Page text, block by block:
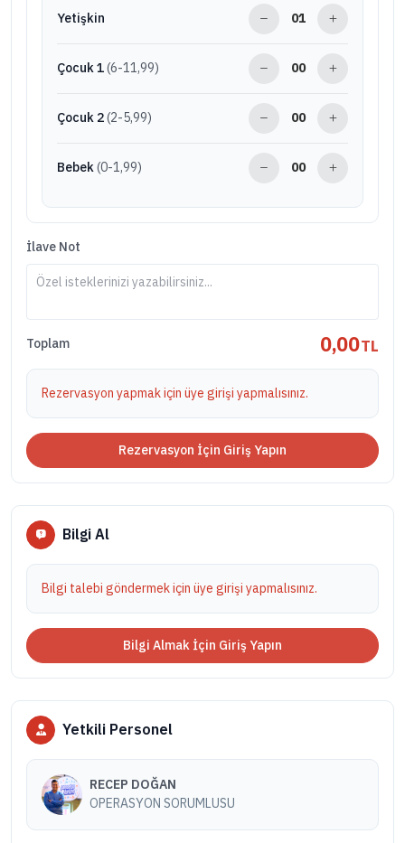
Yetişkin
Çocuk 1(6-11,99)
Çocuk 2(2-5,99)
Bebek(0-1,99)
İlave Not
Toplam 0,00TL
Rezervasyon yapmak için üye girişi yapmalısınız.
Rezervasyon İçin Giriş Yapın
Bilgi Al
Bilgi talebi göndermek için üye girişi yapmalısınız.
Bilgi Almak İçin Giriş Yapın
Yetkili Personel
RECEP DOĞAN
OPERASYON SORUMLUSU